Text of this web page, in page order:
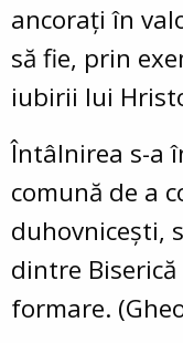
ancorați în
să fie, prin
iubirii lui
Întâlnirea s-a
comună de a
duhovnicești,
dintre
formare.